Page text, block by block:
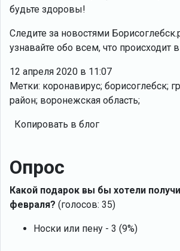
будьте здоровы!
Следите за новостями
узнавайте обо всем, что происходит
12 апреля 2020 в 11:07
Метки: коронавирус; борисоглебск;
район; воронежская область;
Копировать в блог
Опрос
Какой подарок вы бы хотели
февраля? (голосов: 35)
Носки или пену - 3 (9%)